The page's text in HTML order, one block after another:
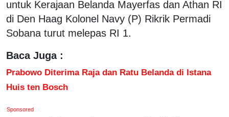
untuk Kerajaan Belanda Mayerfas dan Athan RI
di Den Haag Kolonel Navy (P) Rikrik Permadi
Sobana turut melepas RI 1.
Baca Juga :
Prabowo Diterima Raja dan Ratu Belanda di Istana
Huis ten Bosch
Sponsored